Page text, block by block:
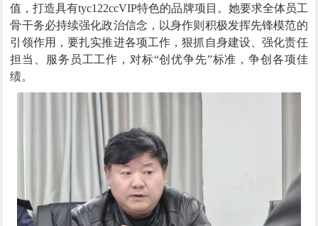
值，打造具有tyc122ccVIP特色的品牌项目。她要求全体员工
骨干务必持续强化政治信念，以身作则积极发挥先锋模范的
引领作用，要扎实推进各项工作，狠抓自身建设、强化责任
担当、服务员工工作，对标“创优争先”标准，争创各项佳
绩。